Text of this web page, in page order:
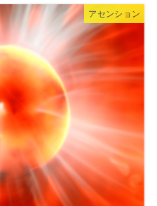
アセンション